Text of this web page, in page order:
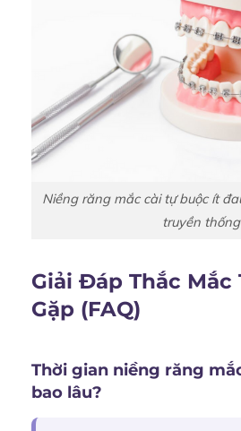
Niềng răng mắc cài tự buộc ít
truyền thống
Giải Đáp Thắc Mắc
Gặp (FAQ)
Thời gian niềng răng
bao lâu?